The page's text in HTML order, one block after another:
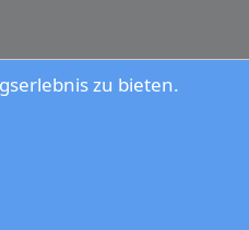
zu bieten.